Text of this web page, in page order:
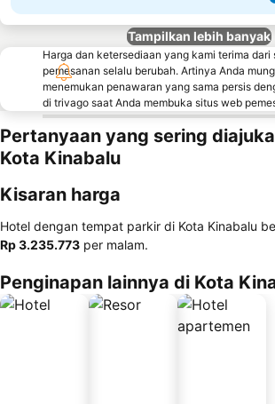
Tampilkan lebih banyak
Harga dan ketersediaan yang kami terima dari
pemesanan selalu berubah. Artinya Anda
menemukan penawaran yang sama persis
di trivago saat Anda membuka situs web
Pertanyaan yang sering
Kota Kinabalu
Kisaran harga
Hotel dengan tempat parkir di Kota Kinabalu
‎Rp 3.235.773 per malam.
Penginapan lainnya di Kota